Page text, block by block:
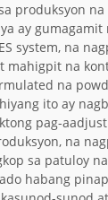
produksyon na
ay gumagamit
system, na
mahigpit na
na
ito ay
pag-
na
sa patuloy
habang